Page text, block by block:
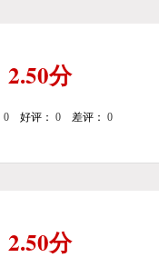
2.50分
0 好评： 0 差评： 0
2.50分